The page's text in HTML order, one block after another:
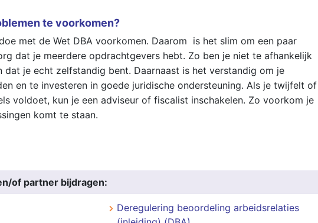
te voorkomen?
met de Wet DBA voorkomen. Daarom is het slim om een paar
dat je meerdere opdrachtgevers hebt. Zo ben je niet te afhankelijk
dat je echt zelfstandig bent. Daarnaast is het verstandig om je
en te investeren in goede juridische ondersteuning. Als je twijfelt of
voldoet, kun je een adviseur of fiscalist inschakelen. Zo voorkom je
komt te staan.
of partner bijdragen:
Deregulering beoordeling arbeidsrelaties